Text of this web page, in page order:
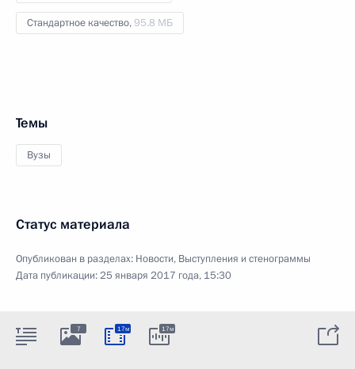
Стандартное качество,95.8 МБ
Темы
Вузы
Статус материала
Опубликован в разделах: Новости, Выступления и стенограммы
Дата публикации:25 января 2017 года, 15:30
7 17м 17м